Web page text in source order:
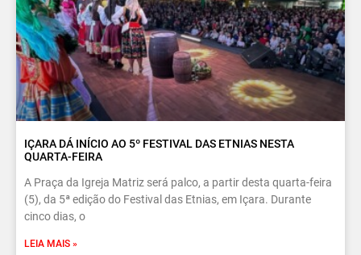
IÇARA DÁ INÍCIO AO 5º FESTIVAL DAS ETNIAS NESTA
QUARTA-FEIRA
A Praça da Igreja Matriz será palco, a partir desta quarta-feira
(5), da 5ª edição do Festival das Etnias, em Içara. Durante
cinco dias, o
LEIA MAIS »